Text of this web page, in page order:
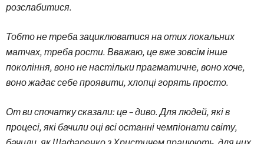
розслабитися.
Тобто не треба зациклюватися на отих локальних
матчах, треба рости. Вважаю, це вже зовсім інше
покоління, воно не настільки прагматичне, воно хоче,
воно жадає себе проявити, хлопці горять просто.
От ви спочатку сказали: це – диво. Для людей, які в
процесі, які бачили оці всі останні чемпіонати світу,